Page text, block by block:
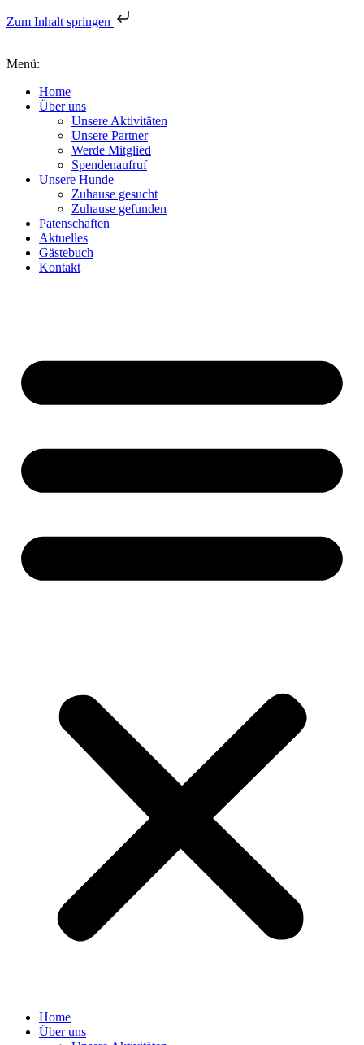
Zum Inhalt springen
Menü:
Home
Über uns
Unsere Aktivitäten
Unsere Partner
Werde Mitglied
Spendenaufruf
Unsere Hunde
Zuhause gesucht
Zuhause gefunden
Patenschaften
Aktuelles
Gästebuch
Kontakt
Home
Über uns